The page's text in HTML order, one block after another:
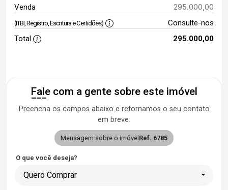
Venda 295.000,00
(ITBI, Registro, Escritura e Certidões)
Consulte-nos
Total
295.000,00
Fale com a gente sobre este imóvel
Preencha os campos abaixo e retornamos o seu contato
em breve.
Mensagem sobre o imóvelRef. 6785
O que você deseja?
Quero Comprar